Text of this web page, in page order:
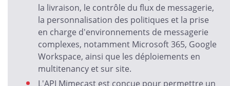
la livraison, le contrôle du flux de messagerie,
la personnalisation des politiques et la prise
en charge d'environnements de messagerie
complexes, notamment Microsoft 365, Google
Workspace, ainsi que les déploiements en
multitenancy et sur site.
L'API Mimecast est conçue pour permettre un